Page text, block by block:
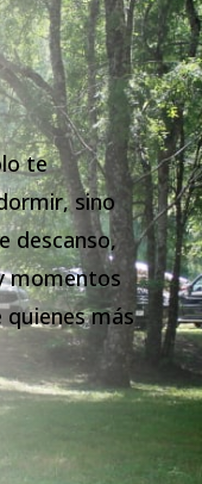
te
sino
descanso,
momentos
quienes más